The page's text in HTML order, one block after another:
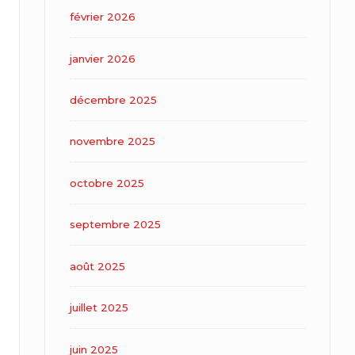
février 2026
janvier 2026
décembre 2025
novembre 2025
octobre 2025
septembre 2025
août 2025
juillet 2025
juin 2025